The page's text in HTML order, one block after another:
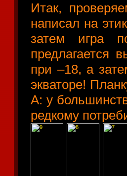
Итак,
написал на
затем игра
предлагается
при –18, а
экваторе!
А: у
редкому